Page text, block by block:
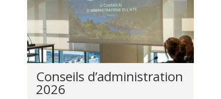
Conseils d’administration
2026